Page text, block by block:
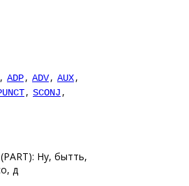
, ADP, ADV, AUX,
, SCONJ ,
Ну, быттьӧ,
ӧд